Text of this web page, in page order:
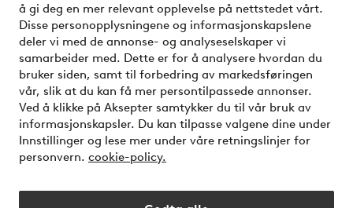
å gi deg en mer relevant opplevelse på nettstedet vårt.
Disse personopplysningene og informasjonskapslene
deler vi med de annonse- og analyseselskaper vi
samarbeider med. Dette er for å analysere hvordan du
bruker siden, samt til forbedring av markedsføringen
vår, slik at du kan få mer persontilpassede annonser.
Ved å klikke på Aksepter samtykker du til vår bruk av
informasjonskapsler. Du kan tilpasse valgene dine under
Innstillinger og lese mer under våre retningslinjer for
personvern. cookie-policy.
Sikre betalinger - Betal direkte eller del opp
Vil du vite mer om våre betalingsalternativer?
elpy